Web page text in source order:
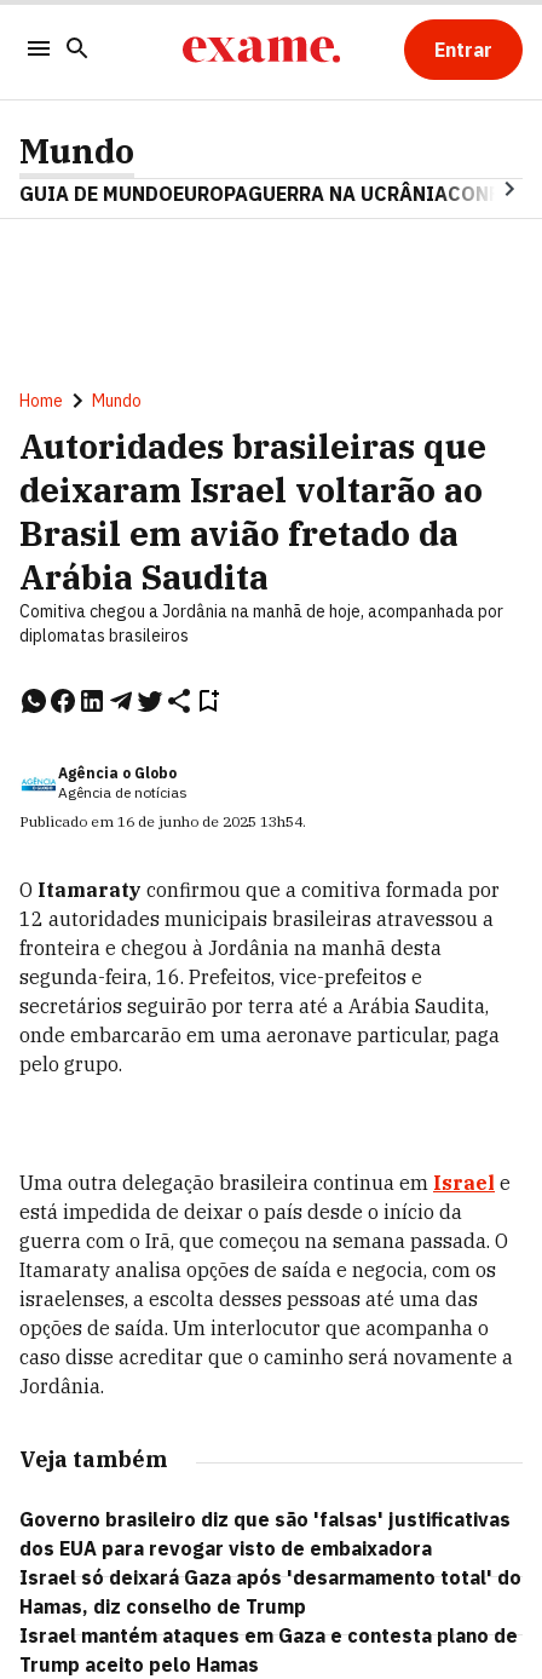
Entrar
Mundo
GUIA DE MUNDOEUROPAGUERRA NA UCRÂNIA
Home Mundo
Autoridades brasileiras que
deixaram Israel voltarão ao
Brasil em avião fretado da
Arábia Saudita
Comitiva chegou a Jordânia na manhã de hoje, acompanhada por
diplomatas brasileiros
Agência o Globo
Agência de notícias
Publicado em 16 de junho de 2025 13h54.
O Itamaraty confirmou que a comitiva formada por
12 autoridades municipais brasileiras atravessou a
fronteira e chegou à Jordânia na manhã desta
segunda-feira, 16. Prefeitos, vice-prefeitos e
secretários seguirão por terra até a Arábia Saudita,
onde embarcarão em uma aeronave particular, paga
pelo grupo.
Uma outra delegação brasileira continua em Israel e
está impedida de deixar o país desde o início da
guerra com o Irã, que começou na semana passada. O
Itamaraty analisa opções de saída e negocia, com os
israelenses, a escolta desses pessoas até uma das
opções de saída. Um interlocutor que acompanha o
caso disse acreditar que o caminho será novamente a
Jordânia.
Veja também
Governo brasileiro diz que são 'falsas' justificativas
dos EUA para revogar visto de embaixadora
Israel só deixará Gaza após 'desarmamento total' do
Hamas, diz conselho de Trump
Israel mantém ataques em Gaza e contesta plano de
Trump aceito pelo Hamas